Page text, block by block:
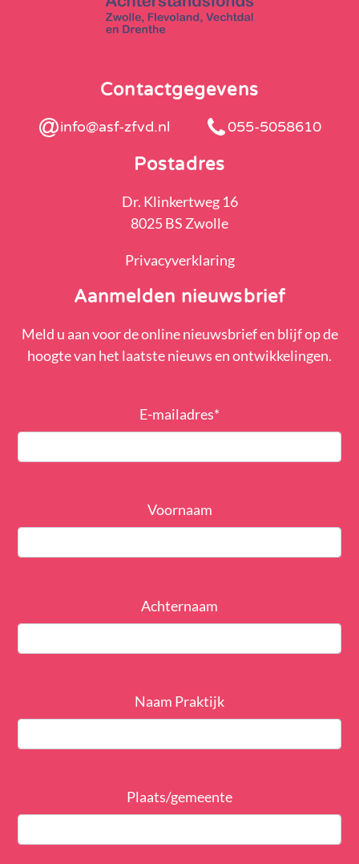
Contactgegevens
info@asf-zfvd.nl 055-5058610
Postadres
Dr. Klinkertweg 16
8025 BS Zwolle
Privacyverklaring
Aanmelden nieuwsbrief
Meld u aan voor de online nieuwsbrief en blijf op de
hoogte van het laatste nieuws en ontwikkelingen.
E-mailadres*
Voornaam
Achternaam
Naam Praktijk
Plaats/gemeente